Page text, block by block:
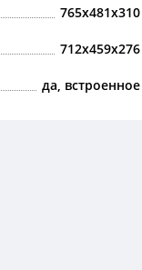
765x481x310
712x459x276
да, встроенное